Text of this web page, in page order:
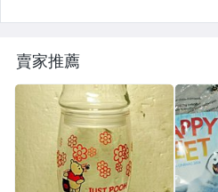
賣家推薦